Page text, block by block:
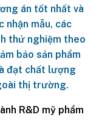
án tốt nhất và
nhận mẫu, các
thử nghiệm theo
bảo sản phẩm
đạt chất lượng
thị trường.
R&D mỹ phẩm